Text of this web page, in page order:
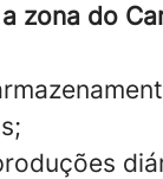
zona do